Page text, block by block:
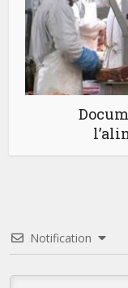
Notification